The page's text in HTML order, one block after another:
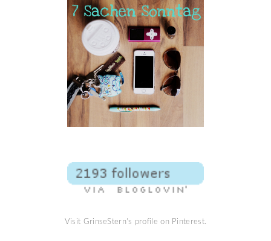
Visit GrinseStern's profile on Pinterest.